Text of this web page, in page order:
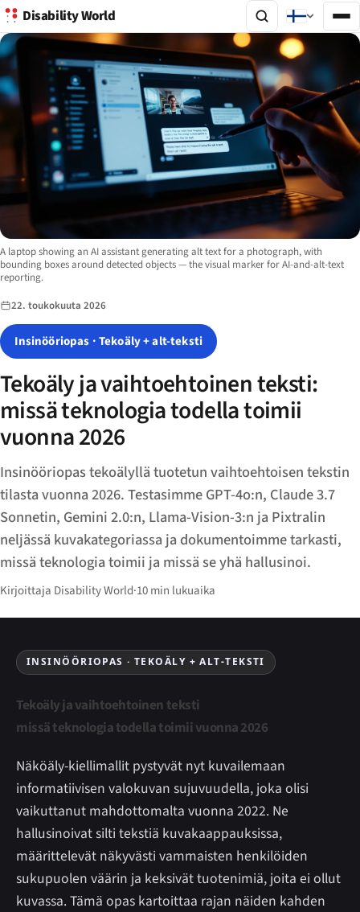
Disability World
Image description:
A laptop showing an AI assistant generating alt text for a photograph, with
bounding boxes around detected objects — the visual marker for AI-and-alt-text
reporting.
22. toukokuuta 2026
Insinööriopas · Tekoäly + alt-teksti
Tekoäly ja vaihtoehtoinen teksti:
missä teknologia todella toimii
vuonna 2026
Insinööriopas tekoälyllä tuotetun vaihtoehtoisen tekstin
tilasta vuonna 2026. Testasimme GPT-4o:n, Claude 3.7
Sonnetin, Gemini 2.0:n, Llama-Vision-3:n ja Pixtralin
neljässä kuvakategoriassa ja dokumentoimme tarkasti,
missä teknologia toimii ja missä se yhä hallusinoi.
Kirjoittaja Disability World·10 min lukuaika
INSINÖÖRIOPAS · TEKOÄLY + ALT-TEKSTI
Tekoäly ja vaihtoehtoinen teksti
missä teknologia todella toimii vuonna 2026
Näköäly-kiellimallit pystyvät nyt kuvailemaan
informatiivisen valokuvan sujuvuudella, joka olisi
vaikuttanut mahdottomalta vuonna 2022. Ne
hallusinoivat silti tekstiä kuvakaappauksissa,
määrittelevät näkyvästi vammaisten henkilöiden
sukupuolen väärin ja keksivät tuotenimiä, joita ei ollut
kuvassa. Tämä opas kartoittaa rajan näiden kahden